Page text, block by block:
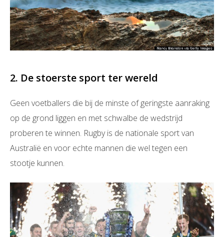
2. De stoerste sport ter wereld
Geen voetballers die bij de minste of geringste aanraking
op de grond liggen en met schwalbe de wedstrijd
proberen te winnen. Rugby is de nationale sport van
Australië en voor echte mannen die wel tegen een
stootje kunnen.